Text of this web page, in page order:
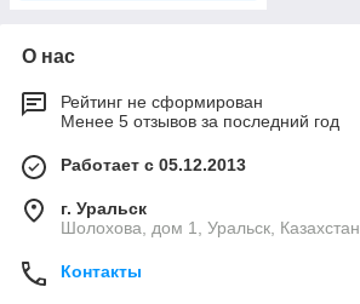
О нас
Рейтинг не сформирован
Менее 5 отзывов за последний год
Работает с 05.12.2013
г. Уральск
Шолохова, дом 1, Уральск, Казахстан
Контакты